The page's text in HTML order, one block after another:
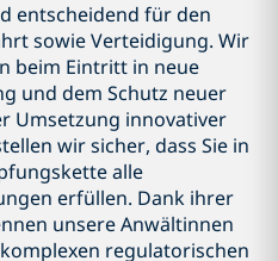
entscheidend für den
sowie Verteidigung. Wir
beim Eintritt in neue
und dem Schutz neuer
Umsetzung innovativer
wir sicher, dass Sie in
alle
erfüllen. Dank ihrer
unsere Anwältinnen
regulatorischen